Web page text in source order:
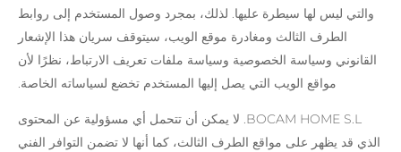
والتي ليس لها سيطرة عليها. لذلك، بمجرد وصول المستخدم إلى روابط
الطرف الثالث ومغادرة موقع الويب، سيتوقف سريان هذا الإشعار
القانوني وسياسة الخصوصية وسياسة ملفات تعريف الارتباط، نظرًا لأن
مواقع الويب التي يصل إليها المستخدم تخضع لسياساته الخاصة.
BOCAM HOME S.L. لا يمكن أن تتحمل أي مسؤولية عن المحتوى
الذي قد يظهر على مواقع الطرف الثالث، كما أنها لا تضمن التوافر الفني